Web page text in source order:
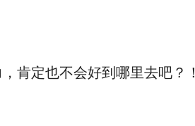
定也不会好到哪里去吧？！